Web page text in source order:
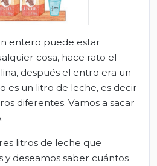
entero puede estar
cosa, hace rato el
después el entro era un
es un litro de leche, es decir
diferentes. Vamos a sacar
litros de leche que
deseamos saber cuántos